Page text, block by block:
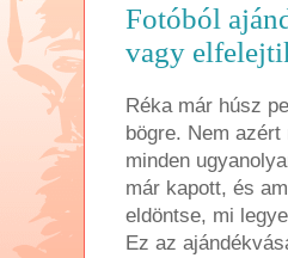
Fotóból
vagy
Réka már húsz
bögre. Nem
minden
már kapott, és
eldöntse, mi
Ez az